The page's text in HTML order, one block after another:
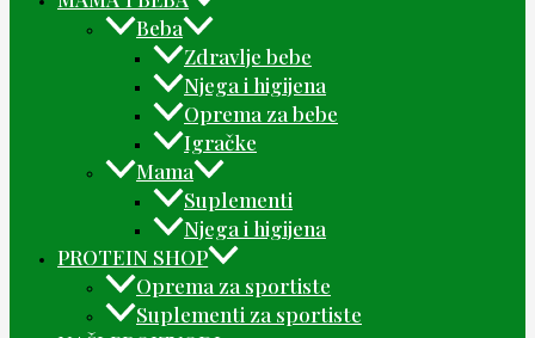
Beba
Zdravlje bebe
Njega i higijena
Oprema za bebe
Igračke
Mama
Suplementi
Njega i higijena
PROTEIN SHOP
Oprema za sportiste
Suplementi za sportiste